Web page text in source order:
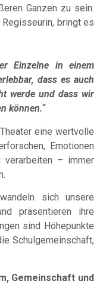
Ganzen zu sein.
Regisseurin, bringt es
Einzelne in einem
dass es auch
werde und dass wir
können.“
eine wertvolle
Emotionen
verarbeiten – immer
sich unsere
präsentieren ihre
sind Höhepunkte
Schulgemeinschaft,
Gemeinschaft und